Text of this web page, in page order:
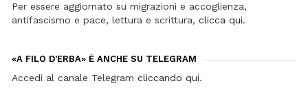
Per essere aggiornato su migrazioni e accoglienza,
antifascismo e pace, lettura e scrittura,clicca qui.
«A FILO D’ERBA» È ANCHE SU TELEGRAM
Accedi al canale Telegramcliccando qui.